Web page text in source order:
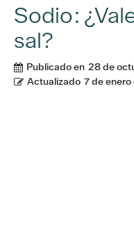
Sodio:
sal?
Publicado en 28 de
Actualizado 7 de